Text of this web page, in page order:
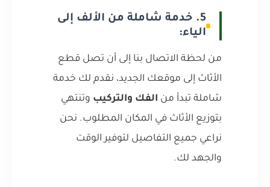
5. خدمة شاملة من الألف إلى
الياء:
من لحظة الاتصال بنا إلى أن تصل قطع
الأثاث إلى موقعك الجديد، نقدم لك خدمة
شاملة تبدأ من الفك والتركيب وتنتهي
بتوزيع الأثاث في المكان المطلوب. نحن
نراعي جميع التفاصيل لتوفير الوقت
والجهد لك.